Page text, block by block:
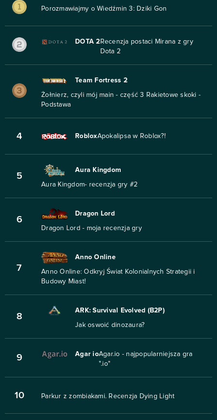
Porozmawiajmy o Wiedźmin 3: Dziki Gon
DOTA 2 Recenzja postaci Mirana z gry
Dota 2
Team Fortress 2
Żołnierz, czyli mój main - część 3 Rakietowe skoki -
Podstawa
4 RobloxApokalipsa w Roblox?!
5
Aura Kingdom
Aura Kingdom- recenzja gry #2
6
Dragon Lord
Dragon Lord - moja recenzja gry
7
Anno Online
Anno Online: Odkryj Świat Kolonialnych Strategii i
Budowy Miast!
8
ARK: Survival Evolved (B2P)
Jak oswoić dinozaura?
9 Agar ioAgar.io - najpopularniejsza gra
".io"
10 Parkur z zombiakami. Recenzja Dying Light